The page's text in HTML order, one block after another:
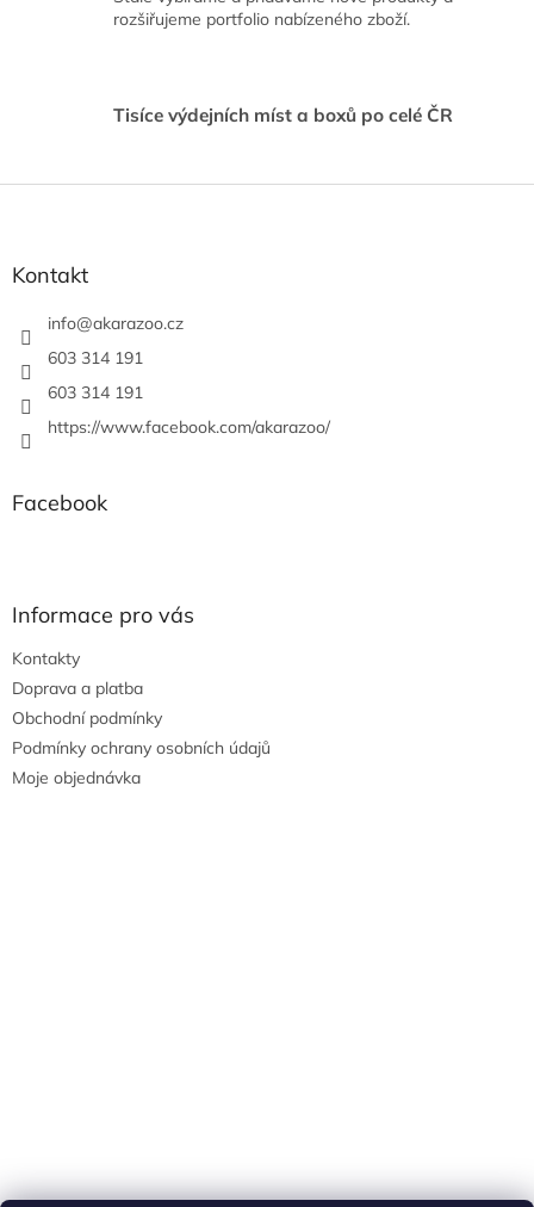
k
y
i
rozšiřujeme portfolio nabízeného zboží.
Tisíce výdejních míst a boxů po celé ČR
Z
Kontakt
info@akarazoo.cz
603 314 191
603 314 191
https://www.facebook.com/akarazoo/
Facebook
Informace pro vás
Kontakty
Doprava a platba
Obchodní podmínky
Podmínky ochrany osobních údajů
Moje objednávka